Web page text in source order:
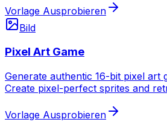
Vorlage Ausprobieren
Bild
Pixel Art Game
Generate authentic 16-bit pixel art
Create pixel-perfect sprites and
Vorlage Ausprobieren